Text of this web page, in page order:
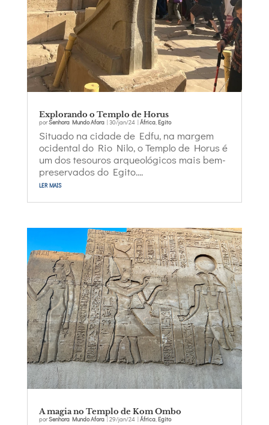
Explorando o Templo de Horus
porSenhora Mundo Afora| 30/jan/24| África, Egito
Situado na cidade de Edfu, na margem
ocidental do Rio Nilo, o Templo de Horus é
um dos tesouros arqueológicos mais bem-
preservados do Egito....
ler mais
A magia no Templo de Kom Ombo
porSenhora Mundo Afora| 29/jan/24| África, Egito